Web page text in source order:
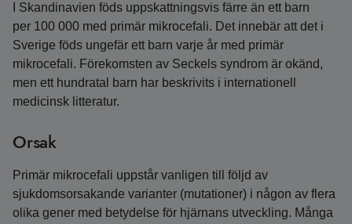
I Skandinavien föds uppskattningsvis färre än ett barn
per 100 000 med primär mikrocefali. Det innebär att det i
Sverige föds ungefär ett barn varje år med primär
mikrocefali. Förekomsten av Seckels syndrom är okänd,
men ett hundratal barn har beskrivits i internationell
medicinsk litteratur.
Orsak
Primär mikrocefali uppstår vanligen till följd av
sjukdomsorsakande varianter (mutationer) i någon av flera
olika gener med betydelse för hjärnans utveckling. Många